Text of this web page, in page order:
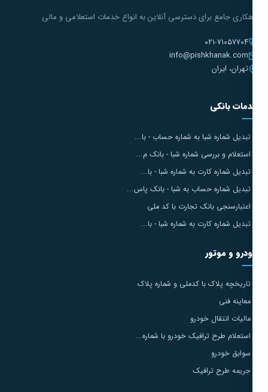
جامع برای دسترسی آنلاین به انواع خدمات استعلامی و مالی
۰۲۱-۷۱۰۵۷۷۰۴
info@pishkhanak.com
تهران، ایران
بانکی
تبدیل شماره شبا به شماره حساب - با...
استعلام و بررسی شماره شبا - بانک م...
تبدیل شماره کارت به شماره شبا - با...
تبدیل شماره حساب به شبا - بانک پاس...
اعتبارسنجی بانک تجارت با کد ملی
تبدیل شماره کارت به شماره شبا - با...
و موتور
تاریخچه پلاک با کدملی و شماره پلاک
معاینه فنی
مالیات انتقال خودرو
استعلام طرح ترافیک خودرو با شماره...
سوابق خودرو
جریمه طرح ترافیک